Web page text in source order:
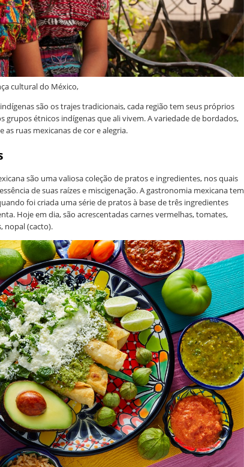
cultural do México,
são os trajes tradicionais, cada região tem seus próprios
grupos étnicos indígenas que ali vivem. A variedade de bordados,
as ruas mexicanas de cor e alegria.
são uma valiosa coleção de pratos e ingredientes, nos quais
de suas raízes e miscigenação. A gastronomia mexicana tem
foi criada uma série de pratos à base de três ingredientes
Hoje em dia, são acrescentadas carnes vermelhas, tomates,
nopal (cacto).